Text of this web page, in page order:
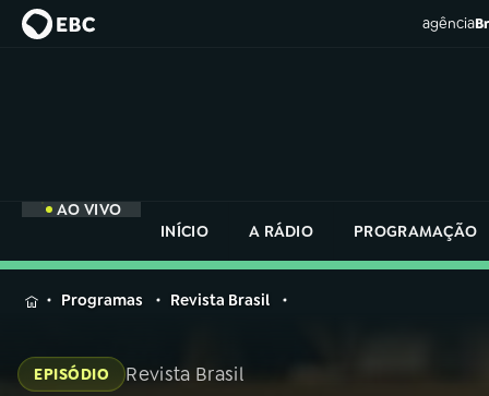
agência
AO VIVO
INÍCIO
A RÁDIO PROGRAMAÇÃO
MENU
na
Rádio
Programas Revista Brasil
EPISÓDIO Revista Brasil